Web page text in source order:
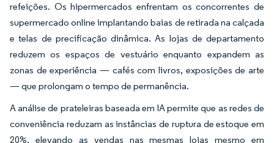
refeições. Os hipermercados enfrentam os concorrentes de
supermercado online implantando baias de retirada na calçada
e telas de precificação dinâmica. As lojas de departamento
reduzem os espaços de vestuário enquanto expandem as
zonas de experiência — cafés com livros, exposições de arte
— que prolongam o tempo de permanência.
A análise de prateleiras baseada em IA permite que as redes de
conveniência reduzam as instâncias de ruptura de estoque em
20%, elevando as vendas nas mesmas lojas mesmo em